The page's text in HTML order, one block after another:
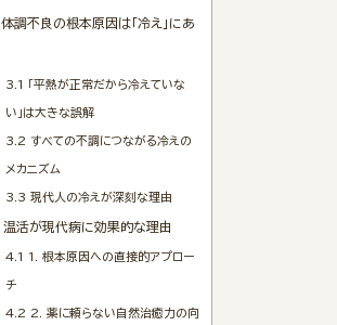
体調不良の根本原因は「冷え」にあ
3.1 「平熱が正常だから冷えていな
い」は大きな誤解
3.2 すべての不調につながる冷えの
メカニズム
3.3 現代人の冷えが深刻な理由
温活が現代病に効果的な理由
4.1 1. 根本原因への直接的アプロー
チ
4.2 2. 薬に頼らない自然治癒力の向